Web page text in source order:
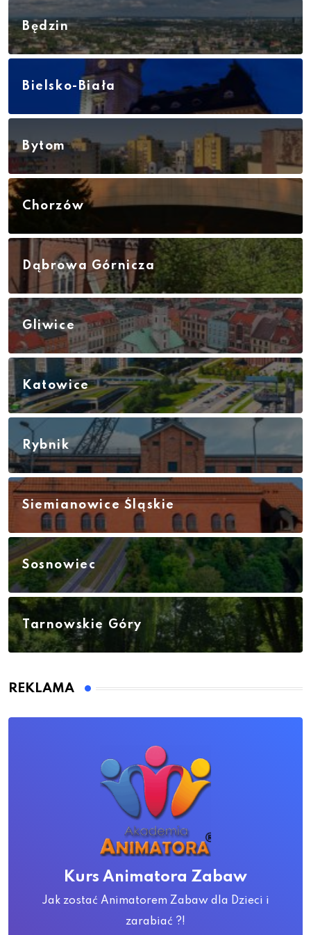
Będzin
Bielsko-Biała
Bytom
Chorzów
Dąbrowa Górnicza
Gliwice
Katowice
Rybnik
Siemianowice Śląskie
Sosnowiec
Tarnowskie Góry
REKLAMA
Kurs Animatora Zabaw
Jak zostać Animatorem Zabaw dla Dzieci i
zarabiać ?!